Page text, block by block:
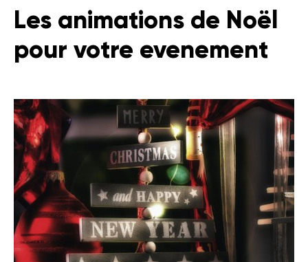
Les animations de Noël
pour votre evenement